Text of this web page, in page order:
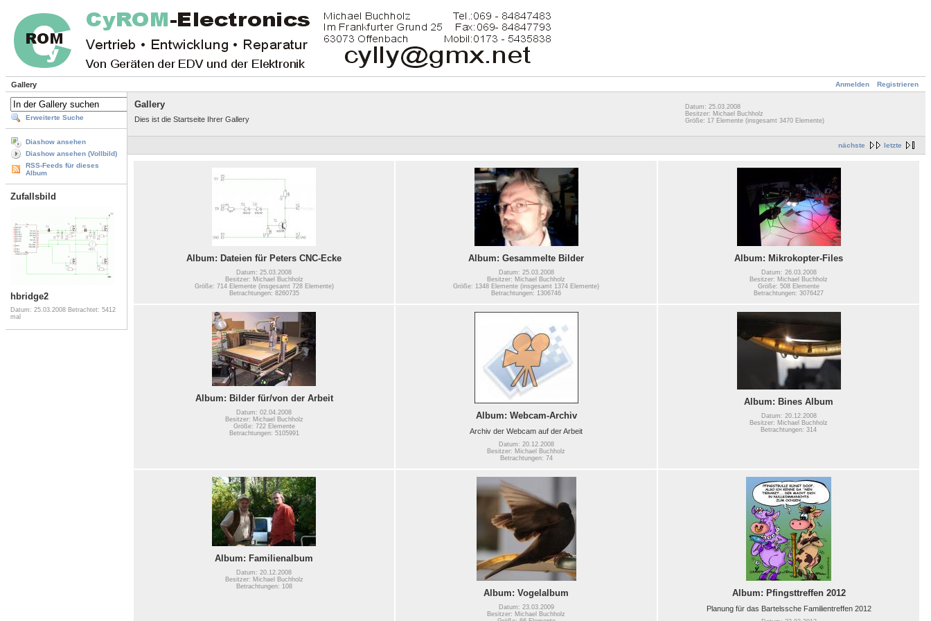
Anmelden Registrieren
Gallery
Erweiterte Suche
Diashow ansehen
Diashow ansehen (Vollbild)
RSS-Feeds für dieses
Album
Zufallsbild
hbridge2
Datum: 25.03.2008 Betrachtet: 5412
mal
Gallery
Dies ist die Startseite Ihrer Gallery
Datum: 25.03.2008
Besitzer: Michael Buchholz
Größe: 17 Elemente (insgesamt 3470 Elemente)
nächste letzte
Album: Dateien für Peters CNC-Ecke
Datum: 25.03.2008
Besitzer: Michael Buchholz
Größe: 714 Elemente (insgesamt 728 Elemente)
Betrachtungen: 8260735
Album: Gesammelte Bilder
Datum: 25.03.2008
Besitzer: Michael Buchholz
Größe: 1348 Elemente (insgesamt 1374 Elemente)
Betrachtungen: 1306746
Album: Mikrokopter-Files
Datum: 26.03.2008
Besitzer: Michael Buchholz
Größe: 508 Elemente
Betrachtungen: 3076427
Album: Bilder für/von der Arbeit
Datum: 02.04.2008
Besitzer: Michael Buchholz
Größe: 722 Elemente
Betrachtungen: 5105991
Album: Webcam-Archiv
Archiv der Webcam auf der Arbeit
Datum: 20.12.2008
Besitzer: Michael Buchholz
Betrachtungen: 74
Album: Bines Album
Datum: 20.12.2008
Besitzer: Michael Buchholz
Betrachtungen: 314
Album: Familienalbum
Datum: 20.12.2008
Besitzer: Michael Buchholz
Betrachtungen: 108
Album: Vogelalbum
Datum: 23.03.2009
Besitzer: Michael Buchholz
Album: Pfingsttreffen 2012
Planung für das Bartelssche Familientreffen 2012